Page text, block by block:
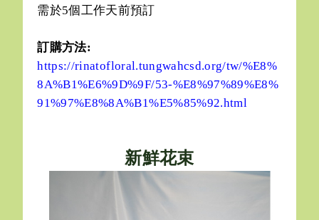
需於5個工作天前預訂
訂購方法:
https://rinatofloral.tungwahcsd.org/tw/%E8%
8A%B1%E6%9D%9F/53-%E8%97%89%E8%
91%97%E8%8A%B1%E5%85%92.html
新鮮花束